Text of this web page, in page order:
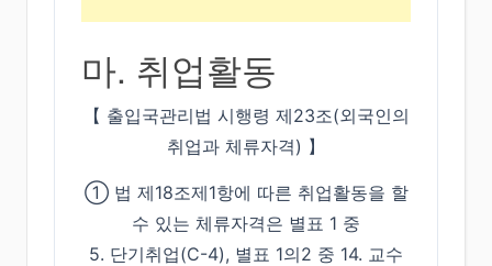
마. 취업활동
【 출입국관리법 시행령 제23조(외국인의
취업과 체류자격) 】
➀ 법 제18조제1항에 따른 취업활동을 할
수 있는 체류자격은 별표 1 중
5. 단기취업(C-4), 별표 1의2 중 14. 교수